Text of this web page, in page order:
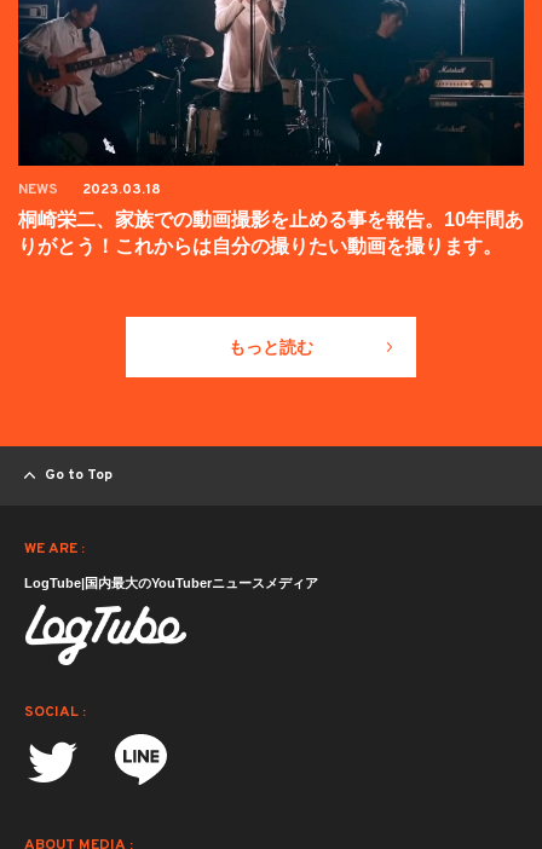
NEWS 2023.03.18
桐崎栄二、家族での動画撮影を止める事を報告。10年間あ
りがとう！これからは自分の撮りたい動画を撮ります。
もっと読む
Go to Top
WE ARE :
LogTube|国内最大のYouTuberニュースメディア
SOCIAL :